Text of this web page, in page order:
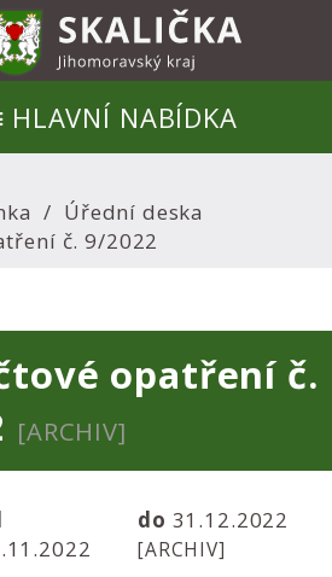
HLAVNÍ NABÍDKA
Úřední deska
č. 9/2022
opatření č.
[ARCHIV]
do 31.12.2022
[ARCHIV]